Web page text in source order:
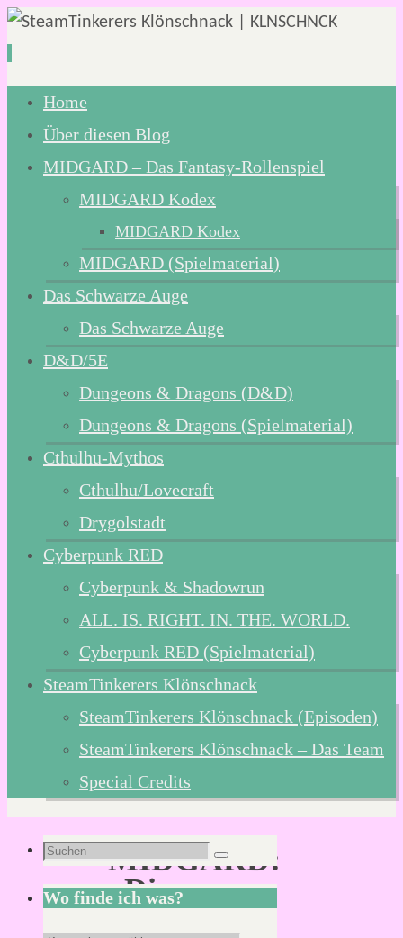
Zum
Inhalt
springen
Home
Über diesen Blog
MIDGARD – Das Fantasy-Rollenspiel
MIDGARD Kodex
MIDGARD Kodex
MIDGARD (Spielmaterial)
Das Schwarze Auge
Das Schwarze Auge
D&D/5E
Dungeons & Dragons (D&D)
Dungeons & Dragons (Spielmaterial)
Cthulhu-Mythos
Cthulhu/Lovecraft
Drygolstadt
Cyberpunk RED
Cyberpunk & Shadowrun
ALL. IS. RIGHT. IN. THE. WORLD.
Cyberpunk RED (Spielmaterial)
SteamTinkerers Klönschnack
SteamTinkerers Klönschnack (Episoden)
SteamTinkerers Klönschnack – Das Team
Special Credits
MIDGARD:
„Die
Welt“
Suchen
nach:
Suchen
Wo finde ich was?